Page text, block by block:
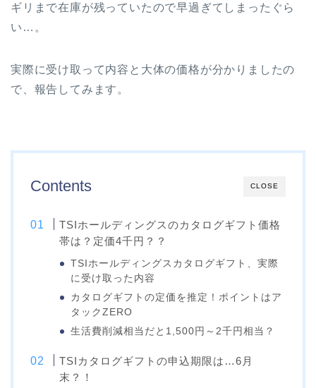
ギリまで在庫が残っていたので早過ぎてしまったぐら
い…。
実際に受け取って内容と大体の価格が分かりましたの
で、報告してみます。
CLOSE
Contents
TSIホールディングスのカタログギフト価格
帯は？定価4千円？？
TSIホールディングスカタログギフト、実際
に受け取った内容
カタログギフトの定価を推定！ポイントはア
タックZERO
生活費削減相当だと1,500円～2千円相当？
TSIカタログギフトの申込期限は…6月
末？！